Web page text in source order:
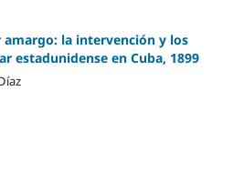
la intervención y los
estadunidense en Cuba, 1899